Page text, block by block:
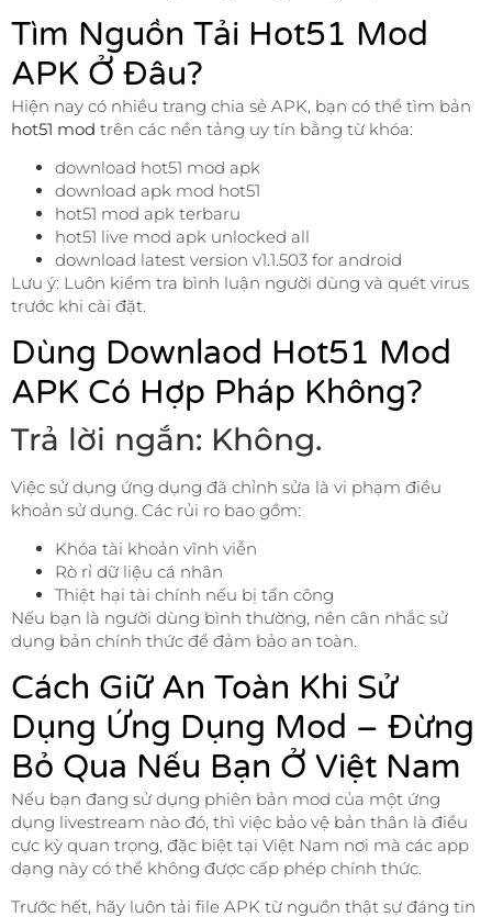
Tìm Nguồn Tải Hot51 Mod
APK Ở Đâu?
Hiện nay có nhiều trang chia sẻ APK, bạn có thể tìm bản
hot51 mod trên các nền tảng uy tín bằng từ khóa:
download hot51 mod apk
download apk mod hot51
hot51 mod apk terbaru
hot51 live mod apk unlocked all
download latest version v1.1.503 for android
Lưu ý: Luôn kiểm tra bình luận người dùng và quét virus
trước khi cài đặt.
Dùng Downlaod Hot51 Mod
APK Có Hợp Pháp Không?
Trả lời ngắn: Không.
Việc sử dụng ứng dụng đã chỉnh sửa là vi phạm điều
khoản sử dụng. Các rủi ro bao gồm:
Khóa tài khoản vĩnh viễn
Rò rỉ dữ liệu cá nhân
Thiệt hại tài chính nếu bị tấn công
Nếu bạn là người dùng bình thường, nên cân nhắc sử
dụng bản chính thức để đảm bảo an toàn.
Cách Giữ An Toàn Khi Sử
Dụng Ứng Dụng Mod – Đừng
Bỏ Qua Nếu Bạn Ở Việt Nam
Nếu bạn đang sử dụng phiên bản mod của một ứng
dụng livestream nào đó, thì việc bảo vệ bản thân là điều
cực kỳ quan trọng, đặc biệt tại Việt Nam nơi mà các app
dạng này có thể không được cấp phép chính thức.
Trước hết, hãy luôn tải file APK từ nguồn thật sự đáng tin